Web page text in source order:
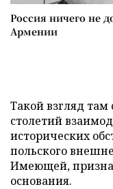
Россия ничего не
Армении
Такой взгляд там
столетий
исторических
польского
Имеющей,
основания.